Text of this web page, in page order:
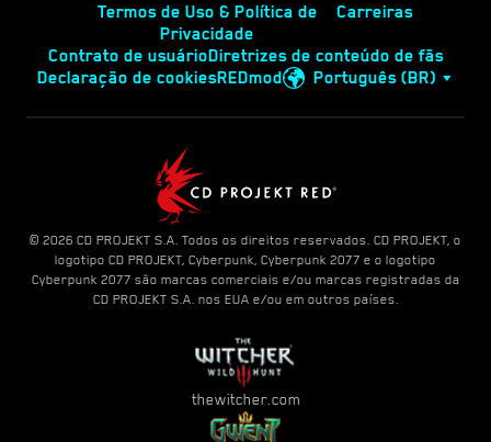
Termos de Uso & Política de
Privacidade
Carreiras
Contrato de usuárioDiretrizes de conteúdo de fãs
Declaração de cookiesREDmod Português (BR)
© 2026 CD PROJEKT S.A. Todos os direitos reservados. CD PROJEKT, o
logotipo CD PROJEKT, Cyberpunk, Cyberpunk 2077 e o logotipo
Cyberpunk 2077 são marcas comerciais e/ou marcas registradas da
CD PROJEKT S.A. nos EUA e/ou em outros países.
thewitcher.com